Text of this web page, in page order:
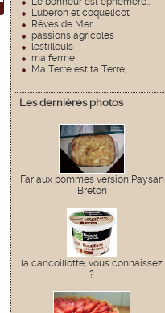
Luberon et coquelicot
Rêves de Mer
passions agricoles
lestilleuls
ma ferme
Ma Terre est ta Terre,
Les dernières photos
Far aux pommes version Paysan
Breton
la cancoillotte, vous connaissez
?